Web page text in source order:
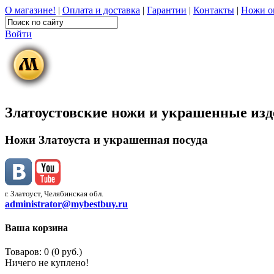
О магазине! | Оплата и доставка | Гарантии | Контакты | Ножи
Войти
Златоустовские ножи и украшенные
Ножи Златоуста и украшенная посуда
г. Златоуст, Челябинская обл.
administrator@mybestbuy.ru
Ваша корзина
Товаров: 0 (0 руб.)
Ничего не куплено!